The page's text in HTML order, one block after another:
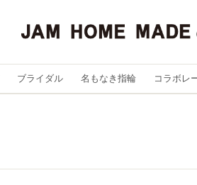
ブライダル 名もなき指輪 コラボレ